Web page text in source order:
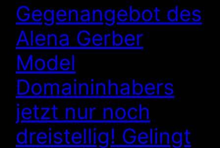
Gegenangebot des
Alena Gerber
Model
Domaininhabers
jetzt nur noch
dreistellig! Gelingt